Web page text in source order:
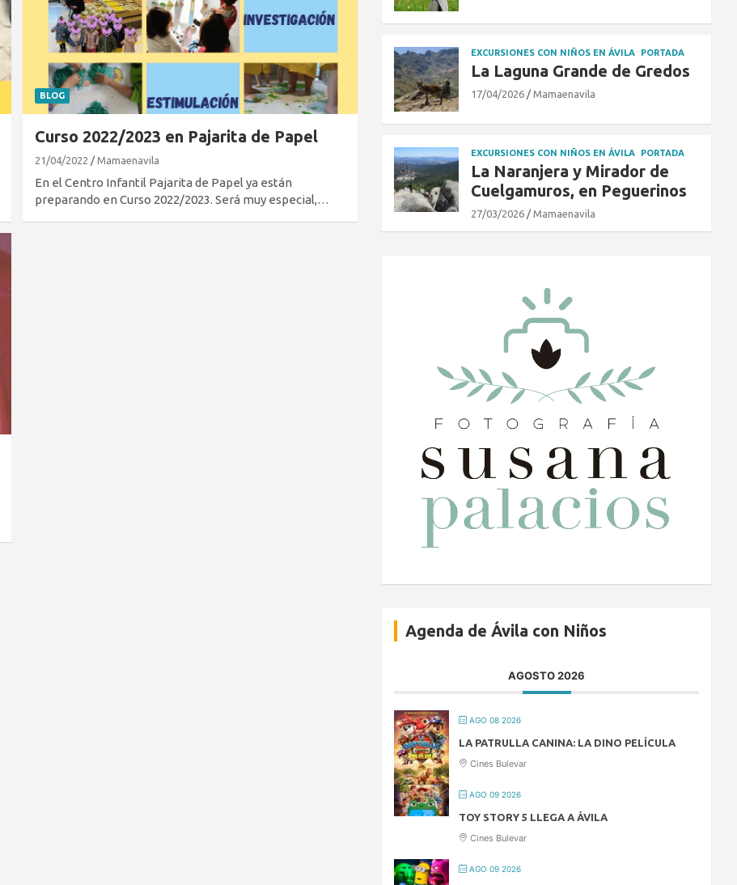
BLOG
Curso 2022/2023 en Pajarita de Papel
21/04/2022 Mamaenavila
En el Centro Infantil Pajarita de Papel ya están
preparando en Curso 2022/2023. Será muy especial,…
EXCURSIONES CON NIÑOS EN ÁVILA PORTADA
La Laguna Grande de Gredos
17/04/2026 Mamaenavila
EXCURSIONES CON NIÑOS EN ÁVILA PORTADA
La Naranjera y Mirador de
Cuelgamuros, en Peguerinos
27/03/2026 Mamaenavila
Agenda de Ávila con Niños
AGOSTO 2026
AGO 08 2026
LA PATRULLA CANINA: LA DINO PELÍCULA
Cines Bulevar
AGO 09 2026
TOY STORY 5 LLEGA A ÁVILA
Cines Bulevar
AGO 09 2026